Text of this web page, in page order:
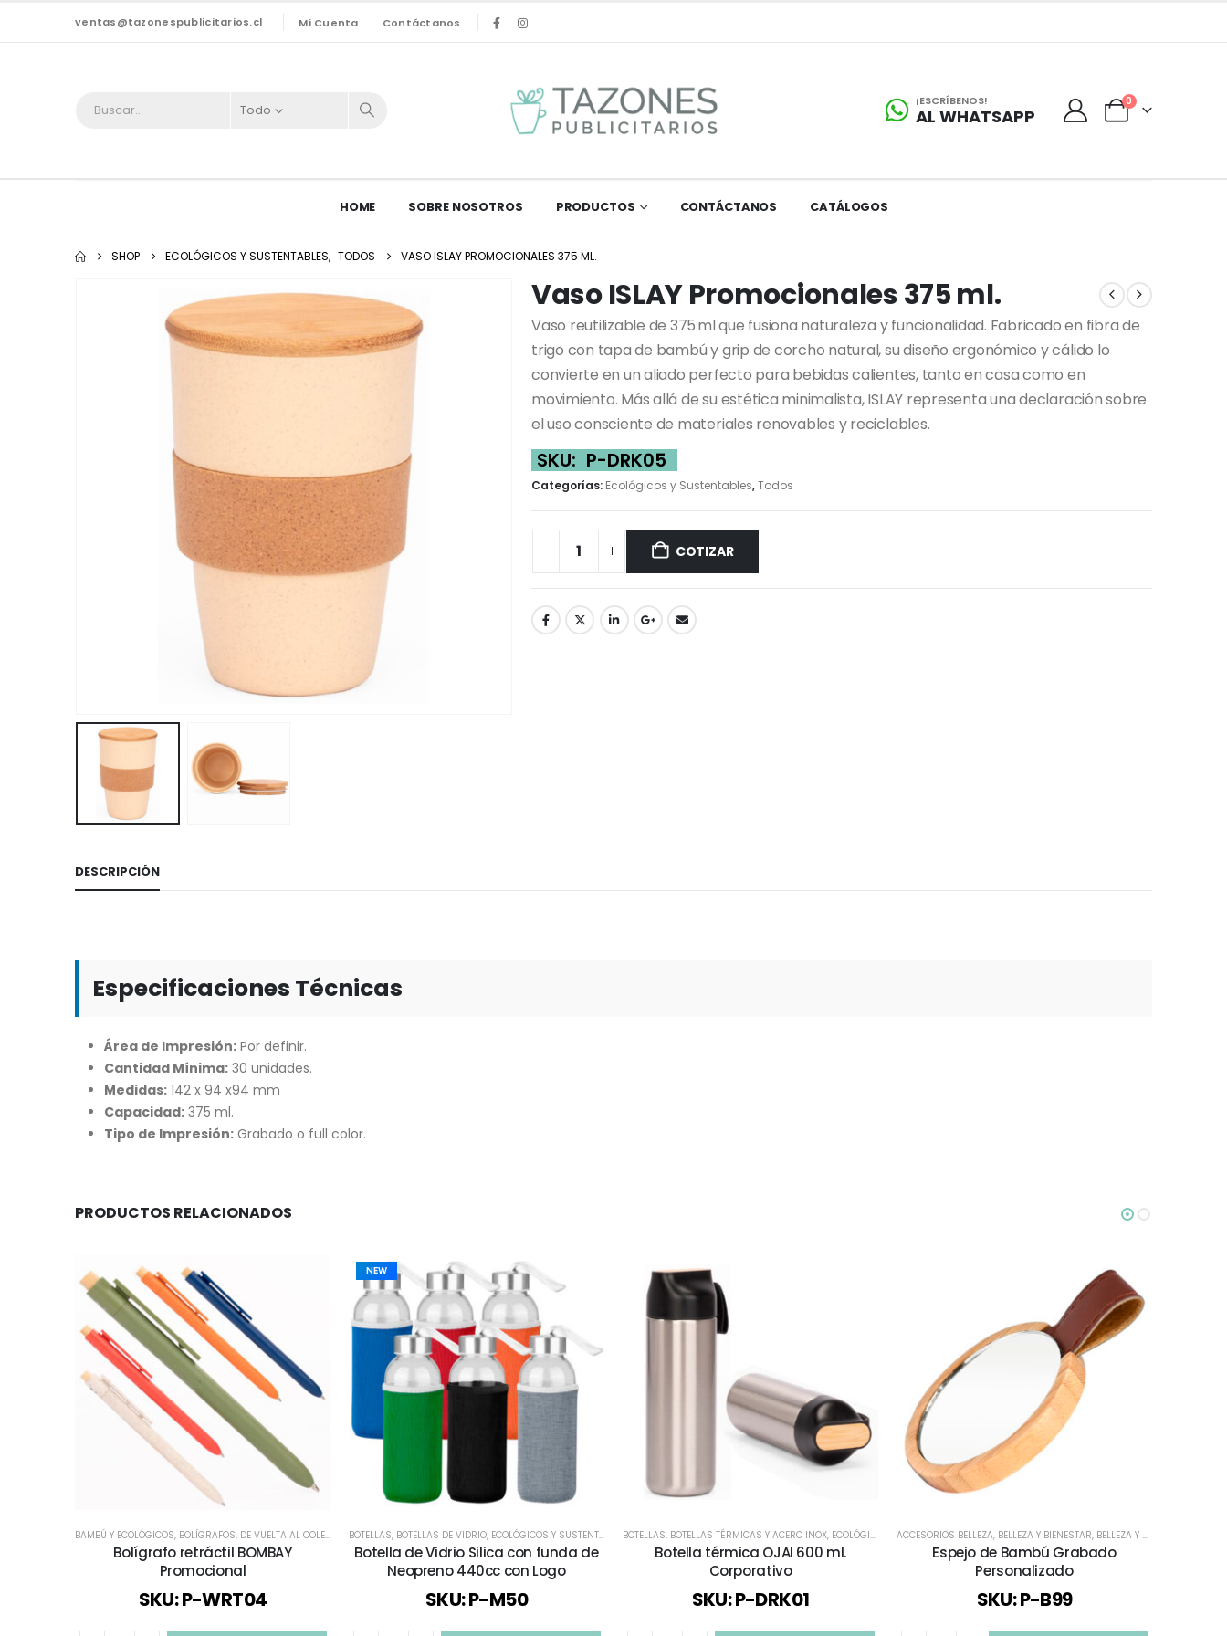
ventas@tazonespublicitarios.cl Mi Cuenta Contáctanos
Todo
¡ESCRÍBENOS!
AL WHATSAPP
0
HOME SOBRE NOSOTROS PRODUCTOS CONTÁCTANOS CATÁLOGOS
SHOP ECOLÓGICOS Y SUSTENTABLES, TODOS VASO ISLAY PROMOCIONALES 375 ML.
Vaso ISLAY Promocionales 375 ml.
Vaso reutilizable de 375 ml que fusiona naturaleza y funcionalidad. Fabricado en fibra de
trigo con tapa de bambú y grip de corcho natural, su diseño ergonómico y cálido lo
convierte en un aliado perfecto para bebidas calientes, tanto en casa como en
movimiento. Más allá de su estética minimalista, ISLAY representa una declaración sobre
el uso consciente de materiales renovables y reciclables.
SKU: P-DRK05
Categorías: Ecológicos y Sustentables,Todos
COTIZAR
DESCRIPCIÓN
Especificaciones Técnicas
Área de Impresión: Por definir.
Cantidad Mínima: 30 unidades.
Medidas: 142 x 94 x94 mm
Capacidad: 375 ml.
Tipo de Impresión: Grabado o full color.
PRODUCTOS RELACIONADOS
BAMBÚ Y ECOLÓGICOS, BOLÍGRAFOS, DE VUELTA AL COLEGIO ECOLÓGICOS Y SUSTENTABLES,PLÁSTICOS Y MASIVOS,TODOS
Bolígrafo retráctil BOMBAY
Promocional
SKU: P-WRT04
NEW
BOTELLAS, BOTELLAS DE VIDRIO, ECOLÓGICOS Y SUSTENTABLES ,TODOS
Botella de Vidrio Silica con funda de
Neopreno 440cc con Logo
SKU: P-M50
BOTELLAS, BOTELLAS TÉRMICAS Y ACERO INOX, ECOLÓGICOS Y SUSTENTABLES ,TODOS
Botella térmica OJAI 600 ml.
Corporativo
SKU: P-DRK01
ACCESORIOS BELLEZA, BELLEZA Y BIENESTAR, BELLEZA Y SALUD
Espejo de Bambú Grabado
Personalizado
SKU: P-B99